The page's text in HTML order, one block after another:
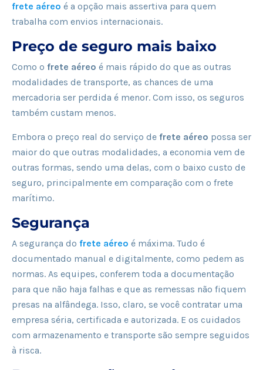
frete aéreo é a opção mais assertiva para quem
trabalha com envios internacionais.
Preço de seguro mais baixo
Como o frete aéreo é mais rápido do que as outras
modalidades de transporte, as chances de uma
mercadoria ser perdida é menor. Com isso, os seguros
também custam menos.
Embora o preço real do serviço de frete aéreo possa ser
maior do que outras modalidades, a economia vem de
outras formas, sendo uma delas, com o baixo custo de
seguro, principalmente em comparação com o frete
marítimo.
Segurança
A segurança do frete aéreo é máxima. Tudo é
documentado manual e digitalmente, como pedem as
normas. As equipes, conferem toda a documentação
para que não haja falhas e que as remessas não fiquem
presas na alfândega. Isso, claro, se você contratar uma
empresa séria, certificada e autorizada. E os cuidados
com armazenamento e transporte são sempre seguidos
à risca.